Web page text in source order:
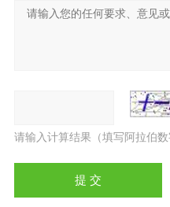
请输入计算结果（填写阿拉伯